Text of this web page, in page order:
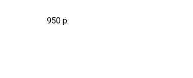
950 р.